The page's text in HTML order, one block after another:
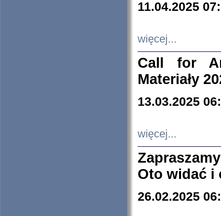
11.04.2025
więcej...
Call for
Materiały
13.03.2025
więcej...
Oto widać i
26.02.2025